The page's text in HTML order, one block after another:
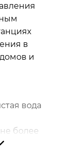
в
и
вода
более